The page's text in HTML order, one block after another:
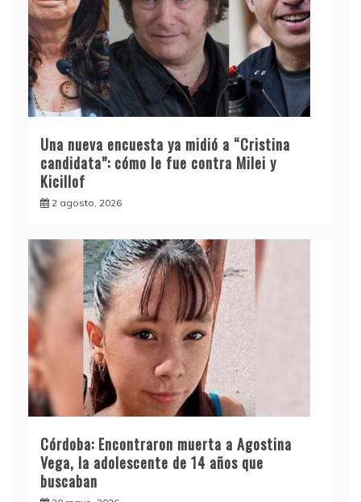
Una nueva encuesta ya midió a “Cristina
candidata”: cómo le fue contra Milei y
Kicillof
2 agosto, 2026
Córdoba: Encontraron muerta a Agostina
Vega, la adolescente de 14 años que
buscaban